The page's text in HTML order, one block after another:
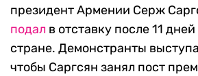
президент Армении Серж
подал в отставку после 11
стране. Демонстранты
чтобы Саргсян занял пост